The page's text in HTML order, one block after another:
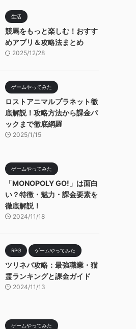
生活
競馬をもっと楽しむ！おすす
めアプリ＆攻略法まとめ
2025/12/28
ゲームやってみた
ロストアニマルプラネット徹
底解説！攻略方法から課金パ
ックまで徹底網羅
2025/1/15
ゲームやってみた
「MONOPOLY GO!」は面白
い？特徴・魅力・課金要素を
徹底解説！
2024/11/18
RPG ゲームやってみた
ツリネバ攻略：最強職業・猫
霊ランキングと課金ガイド
2024/11/13
ゲームやってみた